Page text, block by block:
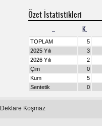
Özet İstatistikleri
... K.
TOPLAM 5
2025 Yılı
3
2026 Yılı
2
Çim
0
Kum
5
Sentetik
0
Deklare Koşmaz